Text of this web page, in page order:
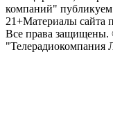
компаний"
21+Материалы сайта
Все права защищены.